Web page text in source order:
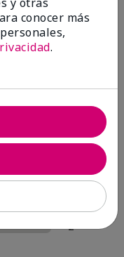
1
2
conocer más
.